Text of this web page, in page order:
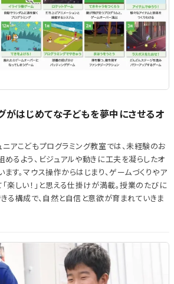
がはじめてな子どもを夢中にさせるオ
アこどもプログラミング教室では、未経験のお
るよう、ビジュアルや動きに工夫を凝らしたオ
す。マウス操作からはじまり、ゲームづくりやア
楽しい！」と思える仕掛けが満載。授業のたびに
る構成で、自然と自信と意欲が育まれていきま